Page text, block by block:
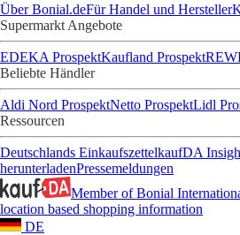
Über Bonial.deFür Handel und Hersteller
Supermarkt Angebote
EDEKA ProspektKaufland Prospekt
Beliebte Händler
Aldi Nord ProspektNetto ProspektLidl
Ressourcen
Deutschlands EinkaufszettelkaufDA
herunterladenPressemeldungen
Member of Bonial
location based shopping information
DE